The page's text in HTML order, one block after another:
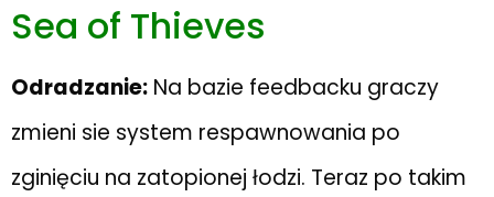
Sea of Thieves
Odradzanie: Na bazie feedbacku graczy
zmieni sie system respawnowania po
zginięciu na zatopionej łodzi. Teraz po takim